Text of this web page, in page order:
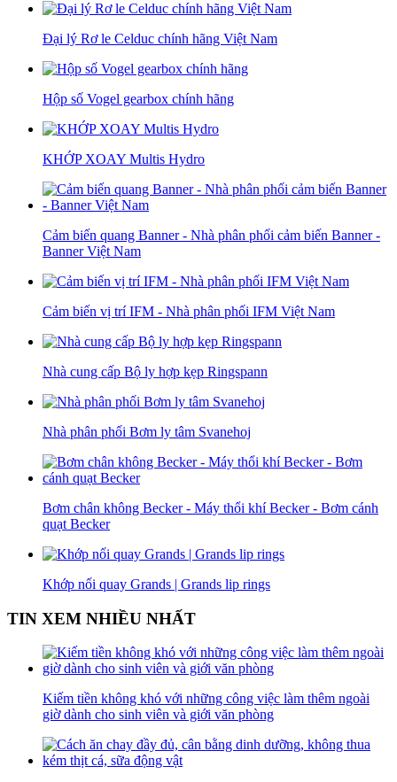
Đại lý Rơ le Celduc chính hãng Việt Nam
Hộp số Vogel gearbox chính hãng
KHỚP XOAY Multis Hydro
Cảm biến quang Banner - Nhà phân phối cảm biến Banner -
Banner Việt Nam
Cảm biến vị trí IFM - Nhà phân phối IFM Việt Nam
Nhà cung cấp Bộ ly hợp kẹp Ringspann
Nhà phân phối Bơm ly tâm Svanehoj
Bơm chân không Becker - Máy thổi khí Becker - Bơm cánh
quạt Becker
Khớp nối quay Grands | Grands lip rings
TIN XEM NHIỀU NHẤT
Kiếm tiền không khó với những công việc làm thêm ngoài
giờ dành cho sinh viên và giới văn phòng